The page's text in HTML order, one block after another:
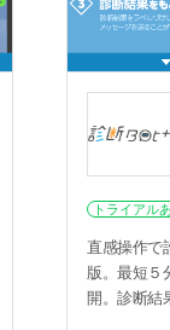
トライアル
直感操作で
版。最短５
開。診断結